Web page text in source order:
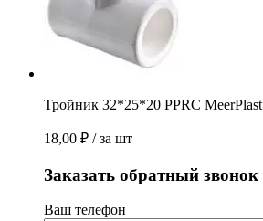
Тройник 32*25*20 PPRС MeerPlast
18,00 ₽ / за шт
Заказать обратный звонок
Ваш телефон